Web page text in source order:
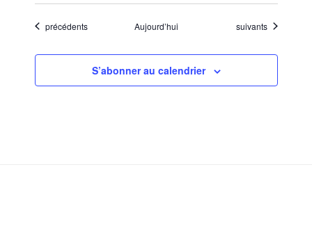
Évènements
précédents Aujourd’hui Évènements
suivants
S’abonner au calendrier